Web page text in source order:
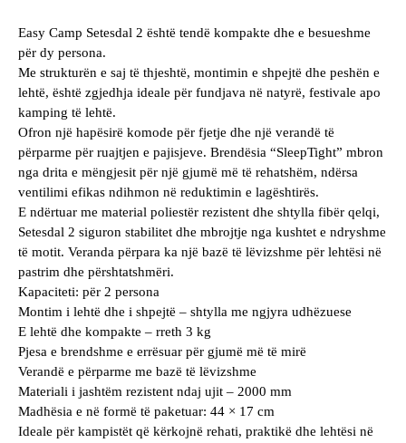
Easy Camp Setesdal 2 është tendë kompakte dhe e besueshme
për dy persona.
Me strukturën e saj të thjeshtë, montimin e shpejtë dhe peshën e
lehtë, është zgjedhja ideale për fundjava në natyrë, festivale apo
kamping të lehtë.
Ofron një hapësirë komode për fjetje dhe një verandë të
përparme për ruajtjen e pajisjeve. Brendësia “SleepTight” mbron
nga drita e mëngjesit për një gjumë më të rehatshëm, ndërsa
ventilimi efikas ndihmon në reduktimin e lagështirës.
E ndërtuar me material poliestër rezistent dhe shtylla fibër qelqi,
Setesdal 2 siguron stabilitet dhe mbrojtje nga kushtet e ndryshme
të motit. Veranda përpara ka një bazë të lëvizshme për lehtësi në
pastrim dhe përshtatshmëri.
Kapaciteti: për 2 persona
Montim i lehtë dhe i shpejtë – shtylla me ngjyra udhëzuese
E lehtë dhe kompakte – rreth 3 kg
Pjesa e brendshme e errësuar për gjumë më të mirë
Verandë e përparme me bazë të lëvizshme
Materiali i jashtëm rezistent ndaj ujit – 2000 mm
Madhësia e në formë të paketuar: 44 × 17 cm
Ideale për kampistët që kërkojnë rehati, praktikë dhe lehtësi në